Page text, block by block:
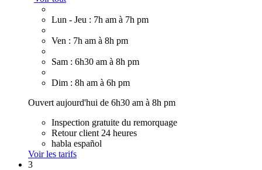
Lun - Jeu : 7h am à 7h pm
Ven : 7h am à 8h pm
Sam : 6h30 am à 8h pm
Dim : 8h am à 6h pm
Ouvert aujourd'hui de 6h30 am à 8h pm
Inspection gratuite du remorquage
Retour client 24 heures
habla español
Voir les tarifs
3